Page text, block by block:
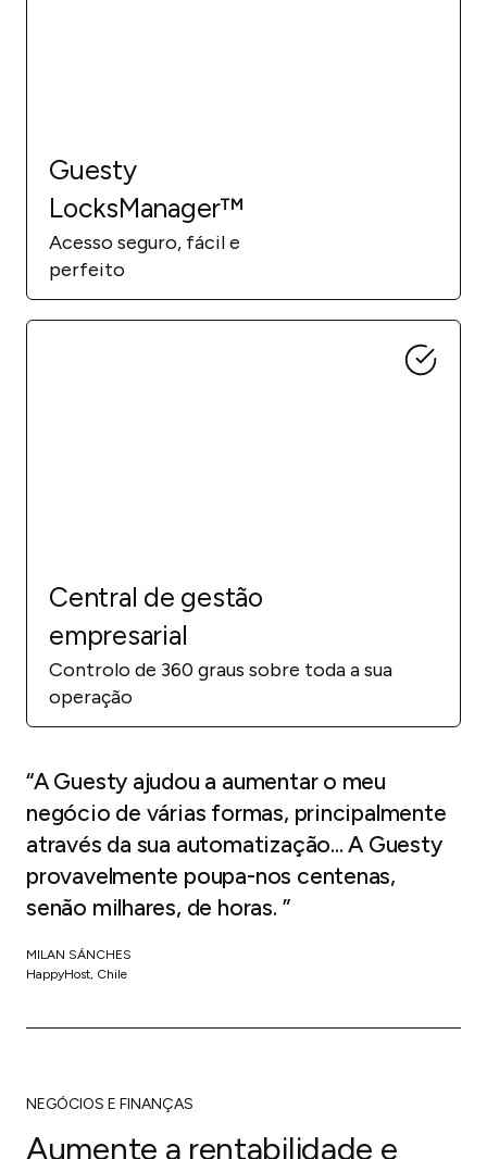
Guesty
LocksManager™
Acesso seguro, fácil e
perfeito
Central de gestão
empresarial
Controlo de 360 graus sobre toda a sua
operação
“A Guesty ajudou a aumentar o meu
negócio de várias formas, principalmente
através da sua automatização... A Guesty
provavelmente poupa-nos centenas,
senão milhares, de horas. ”
MILAN SÁNCHES
HappyHost, Chile
NEGÓCIOS E FINANÇAS
Aumente a rentabilidade e